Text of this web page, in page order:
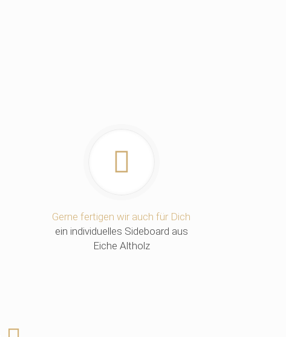
Gerne fertigen wir auch für Dich
ein individuelles Sideboard aus
Eiche Altholz